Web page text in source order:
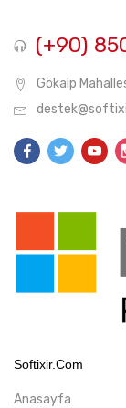
(+90)
Gökalp
Softixir.com
Anasayfa